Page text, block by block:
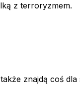
z terroryzmem.
znajdą coś dla